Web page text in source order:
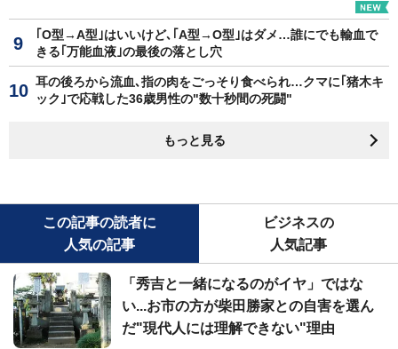
｢O型→A型｣はいいけど､｢A型→O型｣はダメ…誰にでも輸血で
きる｢万能血液｣の最後の落とし穴
耳の後ろから流血､指の肉をごっそり食べられ…クマに｢猪木キ
ック｣で応戦した36歳男性の"数十秒間の死闘"
もっと見る
この記事の読者に
人気の記事
ビジネスの
人気記事
「秀吉と一緒になるのがイヤ」ではな
い...お市の方が柴田勝家との自害を選ん
だ"現代人には理解できない"理由